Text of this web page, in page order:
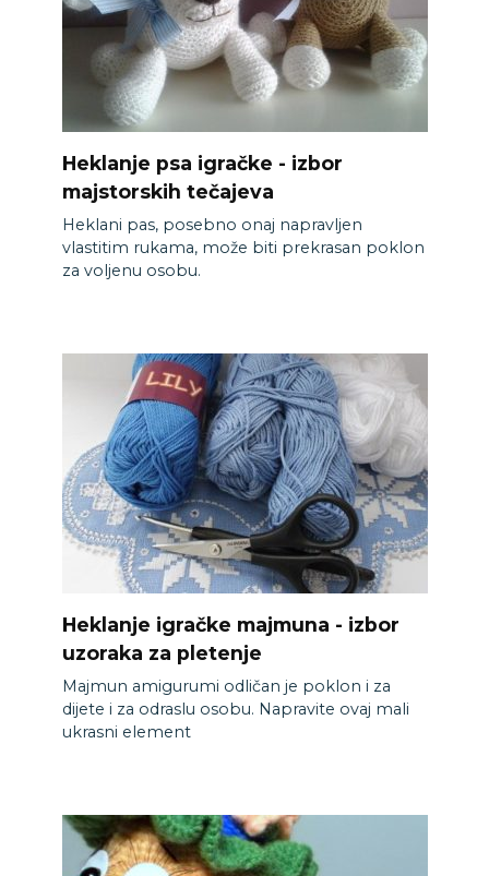
Heklanje psa igračke - izbor
majstorskih tečajeva
Heklani pas, posebno onaj napravljen
vlastitim rukama, može biti prekrasan poklon
za voljenu osobu.
Heklanje igračke majmuna - izbor
uzoraka za pletenje
Majmun amigurumi odličan je poklon i za
dijete i za odraslu osobu. Napravite ovaj mali
ukrasni element